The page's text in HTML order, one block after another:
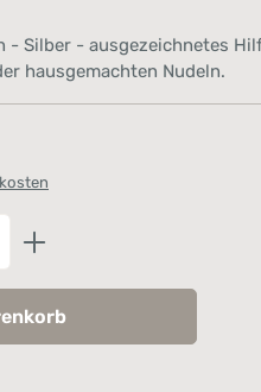
- Silber - ausgezeichnetes
hausgemachten Nudeln.
den